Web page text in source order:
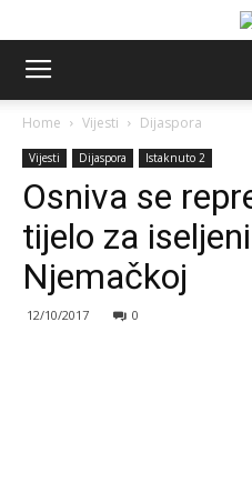
Home Vijesti Dijaspora
Vijesti Dijaspora Istaknuto 2
Osniva se
tijelo za
Njemačkoj
12/10/2017 0